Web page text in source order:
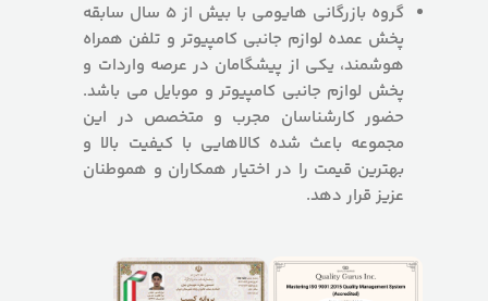
گروه بازرگانی هایومی با بیش از 5 سال سابقه
پخش عمده لوازم جانبی کامپیوتر و تلفن همراه
هوشمند، یکی از پیشگامان در عرصه واردات و
پخش لوازم جانبی کامپیوتر و موبایل می باشد.
حضور کارشناسان مجرب و متخصص در این
مجموعه باعث شده کالاهایی با کیفیت بالا و
بهترین قیمت را در اختیار همکاران و هموطنان
عزیز قرار دهد.